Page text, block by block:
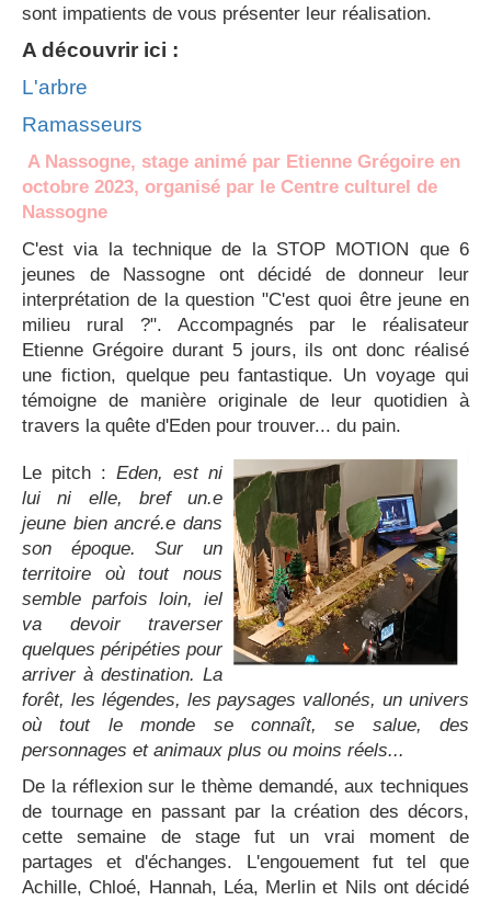
sont impatients de vous présenter leur réalisation.
A découvrir ici :
L'arbre
Ramasseurs
A Nassogne, stage animé par Etienne Grégoire en
octobre 2023, organisé par le Centre culturel de
Nassogne
C'est via la technique de la STOP MOTION que 6
jeunes de Nassogne ont décidé de donneur leur
interprétation de la question "C'est quoi être jeune en
milieu rural ?". Accompagnés par le réalisateur
Etienne Grégoire durant 5 jours, ils ont donc réalisé
une fiction, quelque peu fantastique. Un voyage qui
témoigne de manière originale de leur quotidien à
travers la quête d'Eden pour trouver... du pain.
Le pitch : Eden, est ni
lui ni elle, bref un.e
jeune bien ancré.e dans
son époque. Sur un
territoire où tout nous
semble parfois loin, iel
va devoir traverser
quelques péripéties pour
arriver à destination. La
forêt, les légendes, les paysages vallonés, un univers
où tout le monde se connaît, se salue, des
personnages et animaux plus ou moins réels...
De la réflexion sur le thème demandé, aux techniques
de tournage en passant par la création des décors,
cette semaine de stage fut un vrai moment de
partages et d'échanges. L'engouement fut tel que
Achille, Chloé, Hannah, Léa, Merlin et Nils ont décidé